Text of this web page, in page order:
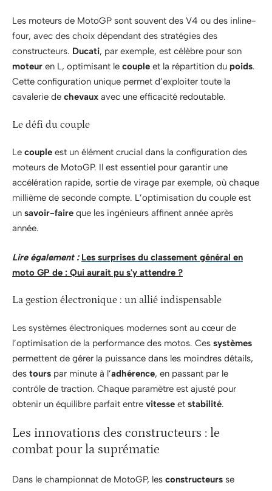
Les moteurs de MotoGP sont souvent des V4 ou des inline-
four, avec des choix dépendant des stratégies des
constructeurs. Ducati, par exemple, est célèbre pour son
moteur en L, optimisant le couple et la répartition du poids.
Cette configuration unique permet d’exploiter toute la
cavalerie de chevaux avec une efficacité redoutable.
Le défi du couple
Le couple est un élément crucial dans la configuration des
moteurs de MotoGP. Il est essentiel pour garantir une
accélération rapide, sortie de virage par exemple, où chaque
millième de seconde compte. L’optimisation du couple est
un savoir-faire que les ingénieurs affinent année après
année.
Lire également : Les surprises du classement général en
moto GP de : Qui aurait pu s'y attendre ?
La gestion électronique : un allié indispensable
Les systèmes électroniques modernes sont au cœur de
l’optimisation de la performance des motos. Ces systèmes
permettent de gérer la puissance dans les moindres détails,
des tours par minute à l’adhérence, en passant par le
contrôle de traction. Chaque paramètre est ajusté pour
obtenir un équilibre parfait entre vitesse et stabilité.
Les innovations des constructeurs : le
combat pour la suprématie
Dans le championnat de MotoGP, les constructeurs se